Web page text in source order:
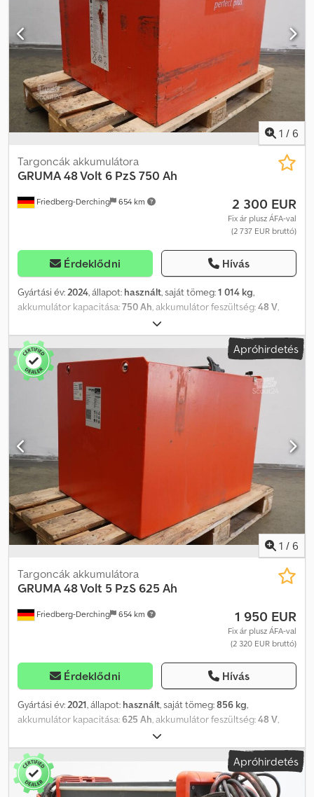
1 / 6
Friedberg-Derching 654 km
Targoncák akkumulátora
GRUMA48 Volt 6 PzS 750 Ah
2 300 EUR
Fix ár plusz ÁFA-val
(2 737 EUR bruttó)
Érdeklődni Hívás
Gyártási év: 2024, állapot: használt, saját tömeg:1 014 kg,
akkumulátor kapacitása:750 Ah , akkumulátor feszültség:48 V
Akkumulátor típusa: 48 V, 6 PzS 750 Ah, Aquamatic rendszerrel
ellátott akkumulátor, DIN A akkumulátortartó, akkumulátor
méretei: 827 x 735 x 627 mm, járműcsatlakozó: MRC 160A, hatásfok:
91%, használt 48 V-os GRUMA hajtóakkumulátor, acél
akkumulátortartóban, DIN A szabvány szerint, feltöltve és
készenléti állapotban, kábelekkel és MRC 160A csatlakozóval
együtt. Dkodpezq S Tzofx Al Nor
Apróhirdetés
1 / 6
Friedberg-Derching 654 km
Targoncák akkumulátora
GRUMA48 Volt 5 PzS 625 Ah
1 950 EUR
Fix ár plusz ÁFA-val
(2 320 EUR bruttó)
Érdeklődni Hívás
Gyártási év:2021, állapot: használt, saját tömeg:856 kg,
akkumulátor kapacitása:625 Ah, akkumulátor feszültség:48 V,
Akkumulátor típusa: 48 V, 5 PzS 625 Ah, Aquamatic akkumulátor-
kezelő rendszerrel, DIN A akkumulátortartó, akkumulátor méretei:
827 x 627 x 627 mm, járműcsatlakozó: REMA 160A, hatékonyság:
76%, használt 48 V-os GRUMA hajtóakkumulátor acél
akkumulátortartóban, DIN A szabvány szerint, feltöltve és
Apróhirdetés